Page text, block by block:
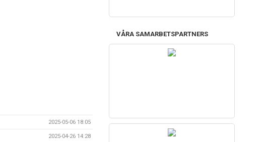
2025-05-06 18:05
2025-04-26 14:28
VÅRA SAMARBETSPARTNERS